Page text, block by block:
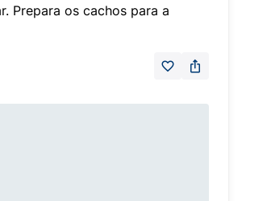
Prepara os cachos para a